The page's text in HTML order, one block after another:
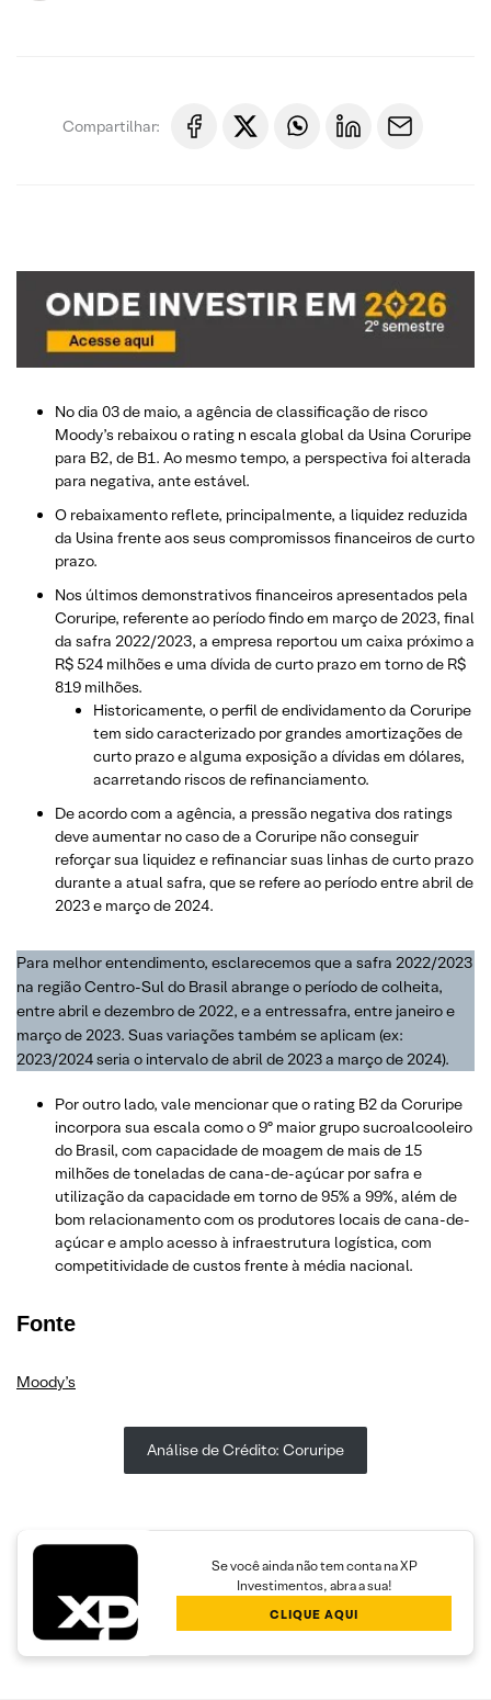
Compartilhar:
No dia 03 de maio, a agência de classificação de risco
Moody’s rebaixou o rating n escala global da Usina Coruripe
para B2, de B1. Ao mesmo tempo, a perspectiva foi alterada
para negativa, ante estável.
O rebaixamento reflete, principalmente, a liquidez reduzida
da Usina frente aos seus compromissos financeiros de curto
prazo.
Nos últimos demonstrativos financeiros apresentados pela
Coruripe, referente ao período findo em março de 2023, final
da safra 2022/2023, a empresa reportou um caixa próximo a
R$ 524 milhões e uma dívida de curto prazo em torno de R$
819 milhões.
Historicamente, o perfil de endividamento da Coruripe
tem sido caracterizado por grandes amortizações de
curto prazo e alguma exposição a dívidas em dólares,
acarretando riscos de refinanciamento.
De acordo com a agência, a pressão negativa dos ratings
deve aumentar no caso de a Coruripe não conseguir
reforçar sua liquidez e refinanciar suas linhas de curto prazo
durante a atual safra, que se refere ao período entre abril de
2023 e março de 2024.
Para melhor entendimento, esclarecemos que a safra 2022/2023
na região Centro-Sul do Brasil abrange o período de colheita,
entre abril e dezembro de 2022, e a entressafra, entre janeiro e
março de 2023. Suas variações também se aplicam (ex:
2023/2024 seria o intervalo de abril de 2023 a março de 2024).
Por outro lado, vale mencionar que o rating B2 da Coruripe
incorpora sua escala como o 9º maior grupo sucroalcooleiro
do Brasil, com capacidade de moagem de mais de 15
milhões de toneladas de cana-de-açúcar por safra e
utilização da capacidade em torno de 95% a 99%, além de
bom relacionamento com os produtores locais de cana-de-
açúcar e amplo acesso à infraestrutura logística, com
competitividade de custos frente à média nacional.
Fonte
Moody’s
Análise de Crédito: Coruripe
Se você ainda não tem conta na XP
Investimentos, abra a sua!
CLIQUE AQUI